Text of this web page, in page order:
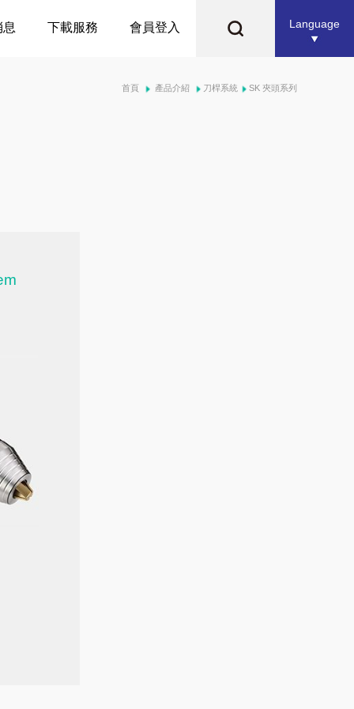
Language
下載服務 會員登入
首頁 產品介紹 刀桿系統 SK 夾頭系列